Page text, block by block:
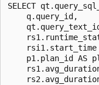
SELECT
    q.query_id,
p1.plan_id AS